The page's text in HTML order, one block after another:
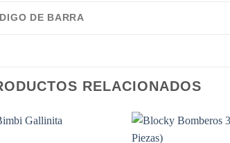
DE BARRA
RELACIONADOS